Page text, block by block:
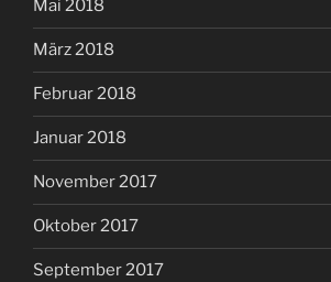
Mai 2018
März 2018
Februar 2018
Januar 2018
November 2017
Oktober 2017
September 2017